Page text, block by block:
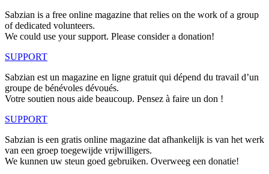
Sabzian is a free online magazine that relies on the work of a group
of dedicated volunteers.
We could use your support. Please consider a donation!
SUPPORT
Sabzian est un magazine en ligne gratuit qui dépend du travail d’un
groupe de bénévoles dévoués.
Votre soutien nous aide beaucoup. Pensez à faire un don !
SUPPORT
Sabzian is een gratis online magazine dat afhankelijk is van het werk
van een groep toegewijde vrijwilligers.
We kunnen uw steun goed gebruiken. Overweeg een donatie!